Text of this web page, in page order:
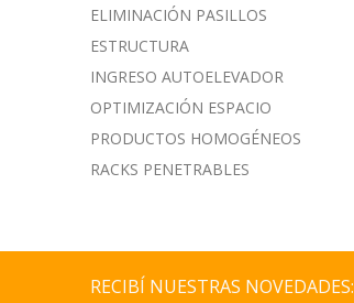
ELIMINACIÓN PASILLOS
ESTRUCTURA
INGRESO AUTOELEVADOR
OPTIMIZACIÓN ESPACIO
PRODUCTOS HOMOGÉNEOS
RACKS PENETRABLES
RECIBÍ NUESTRAS NOVEDADES: